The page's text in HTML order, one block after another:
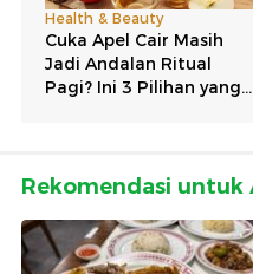
Rekomendasi untuk